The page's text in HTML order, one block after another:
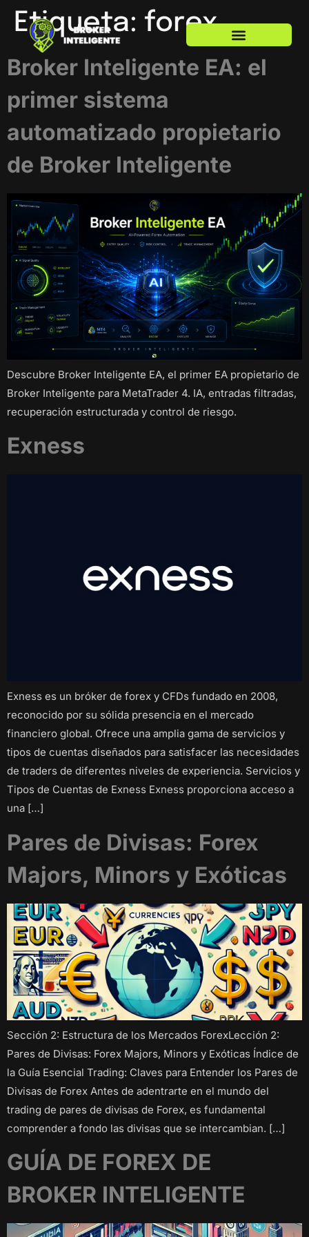
Etiqueta: forex
Broker Inteligente EA: el
primer sistema
automatizado propietario
de Broker Inteligente
Descubre Broker Inteligente EA, el primer EA propietario de
Broker Inteligente para MetaTrader 4. IA, entradas filtradas,
recuperación estructurada y control de riesgo.
Exness
Exness es un bróker de forex y CFDs fundado en 2008,
reconocido por su sólida presencia en el mercado
financiero global. Ofrece una amplia gama de servicios y
tipos de cuentas diseñados para satisfacer las necesidades
de traders de diferentes niveles de experiencia. Servicios y
Tipos de Cuentas de Exness Exness proporciona acceso a
una […]
Pares de Divisas: Forex
Majors, Minors y Exóticas
Sección 2: Estructura de los Mercados ForexLección 2:
Pares de Divisas: Forex Majors, Minors y Exóticas Índice de
la Guía Esencial Trading: Claves para Entender los Pares de
Divisas de Forex Antes de adentrarte en el mundo del
trading de pares de divisas de Forex, es fundamental
comprender a fondo las divisas que se intercambian. […]
GUÍA DE FOREX DE
BROKER INTELIGENTE